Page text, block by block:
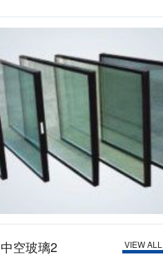
中空玻璃2 VIEW ALL